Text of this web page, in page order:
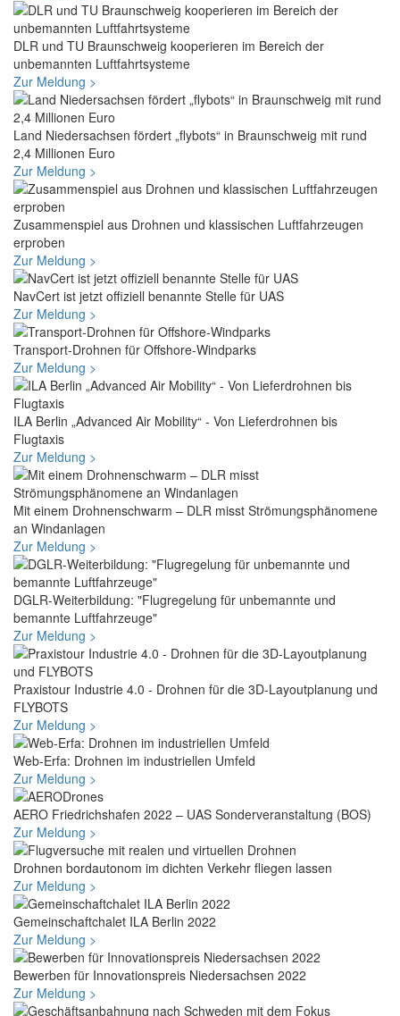
DLR und TU Braunschweig kooperieren im Bereich der
unbemannten Luftfahrtsysteme
Zur Meldung >
Land Niedersachsen fördert „flybots“ in Braunschweig mit rund
2,4 Millionen Euro
Zur Meldung >
Zusammenspiel aus Drohnen und klassischen Luftfahrzeugen
erproben
Zur Meldung >
NavCert ist jetzt offiziell benannte Stelle für UAS
Zur Meldung >
Trans­port-Droh­nen für Offs­ho­re-Wind­parks
Zur Meldung >
ILA Berlin „Advanced Air Mobility“ - Von Lieferdrohnen bis
Flugtaxis
Zur Meldung >
Mit einem Drohnenschwarm – DLR misst Strömungsphänomene
an Windanlagen
Zur Meldung >
DGLR-Weiterbildung: "Flugregelung für unbemannte und
bemannte Luftfahrzeuge"
Zur Meldung >
Praxistour Industrie 4.0 - Drohnen für die 3D-Layoutplanung und
FLYBOTS
Zur Meldung >
Web-Erfa: Drohnen im industriellen Umfeld
Zur Meldung >
AERO Friedrichshafen 2022 – UAS Sonderveranstaltung (BOS)
Zur Meldung >
Drohnen bordautonom im dichten Verkehr fliegen lassen
Zur Meldung >
Gemeinschaftchalet ILA Berlin 2022
Zur Meldung >
Bewerben für Innovationspreis Niedersachsen 2022
Zur Meldung >